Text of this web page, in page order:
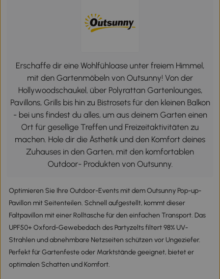
Erschaffe dir eine Wohlfühloase unter freiem Himmel,
mit den Gartenmöbeln von Outsunny! Von der
Hollywoodschaukel, über Polyrattan Gartenlounges,
Pavillons, Grills bis hin zu Bistrosets für den kleinen Balkon
- bei uns findest du alles, um aus deinem Garten einen
Ort für gesellige Treffen und Freizeitaktivitäten zu
machen. Hole dir die Ästhetik und den Komfort deines
Zuhauses in den Garten, mit den komfortablen
Outdoor- Produkten von Outsunny.
Optimieren Sie Ihre Outdoor-Events mit dem Outsunny Pop-up-
Pavillon mit Seitenteilen. Schnell aufgestellt, kommt dieser
Faltpavillon mit einer Rolltasche für den einfachen Transport. Das
UPF50+ Oxford-Gewebedach des Partyzelts filtert 98% UV-
Strahlen und abnehmbare Netzseiten schützen vor Ungeziefer.
Perfekt für Gartenfeste oder Marktstände geeignet, bietet er
optimalen Schatten und Komfort.